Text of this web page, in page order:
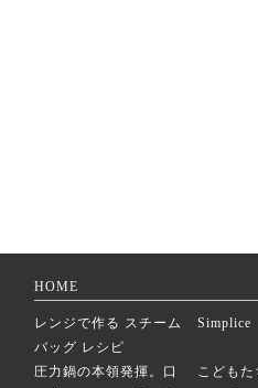
HOME
レンジで作る スチーム
バッグ レシピ
Simplice
圧力鍋の本領発揮。口
こども